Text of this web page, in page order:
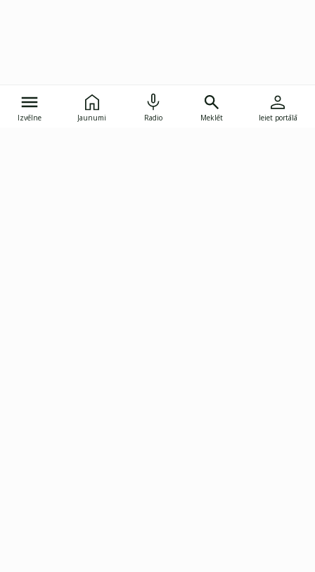
Izvēlne Jaunumi Radio Meklēt Ieiet portālā